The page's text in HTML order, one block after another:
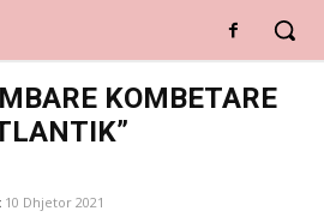
KOMBETARE
10 Dhjetor 2021